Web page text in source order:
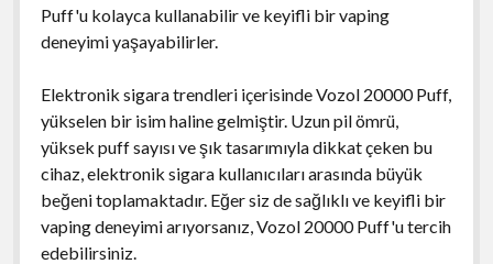
Puff'u kolayca kullanabilir ve keyifli bir vaping
deneyimi yaşayabilirler.
Elektronik sigara trendleri içerisinde Vozol 20000 Puff,
yükselen bir isim haline gelmiştir. Uzun pil ömrü,
yüksek puff sayısı ve şık tasarımıyla dikkat çeken bu
cihaz, elektronik sigara kullanıcıları arasında büyük
beğeni toplamaktadır. Eğer siz de sağlıklı ve keyifli bir
vaping deneyimi arıyorsanız, Vozol 20000 Puff'u tercih
edebilirsiniz.